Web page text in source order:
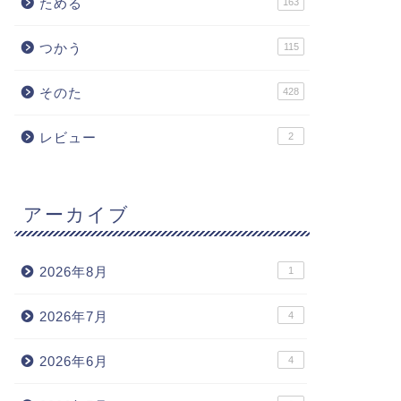
つかう 115
そのた 428
レビュー 2
アーカイブ
2026年8月 1
2026年7月 4
2026年6月 4